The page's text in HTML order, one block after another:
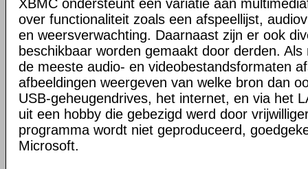
XBMC ondersteunt een variatie aan
over functionaliteit zoals een afspeellijst,
en weersverwachting. Daarnaast zijn er ook
beschikbaar worden gemaakt door derden.
de meeste audio- en videobestandsformaten
afbeeldingen weergeven van welke bron dan
USB-geheugendrives, het internet, en via het
uit een hobby die gebezigd werd door
programma wordt niet geproduceerd,
Microsoft.